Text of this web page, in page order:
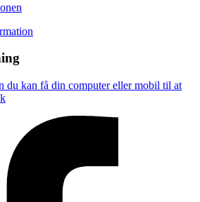
du kan få din computer eller mobil til at